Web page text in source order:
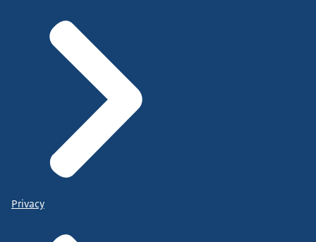
Privacy